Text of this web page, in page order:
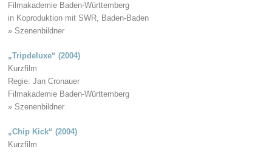
Filmakademie Baden-Württemberg
in Koproduktion mit SWR, Baden-Baden
» Szenenbildner
„Tripdeluxe“ (2004)
Kurzfilm
Regie: Jan Cronauer
Filmakademie Baden-Württemberg
» Szenenbildner
„Chip Kick“ (2004)
Kurzfilm